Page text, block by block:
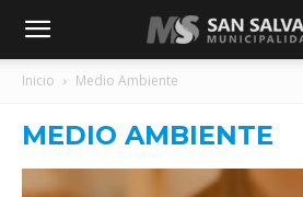
Inicio Medio Ambiente
MEDIO AMBIENTE